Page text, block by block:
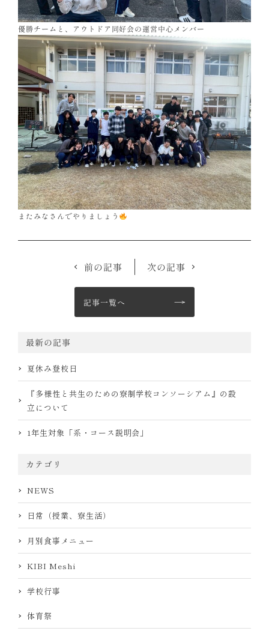
最新の記事
夏休み登校日
『多様性と共生のための寮制学校コンソーシアム』の設
立について
1年生対象「系・コース説明会」
カテゴリ
NEWS
日常（授業、寮生活）
月別食事メニュー
KIBI Meshi
学校行事
体育祭
優勝チームと、アウトドア同好会の運営中心メンバー
またみなさんでやりましょう
記事一覧へ
前の記事 次の記事